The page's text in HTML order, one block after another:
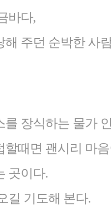
바다,
해 주던 순박한 사
를 장식하는 물가
할때면 괜시리 마
곳이다.
길 기도해 본다.